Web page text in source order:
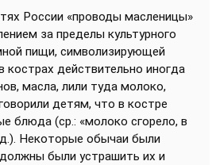
России «проводы масленицы»
за пределы культурного
пищи, символизирующей
кострах действительно иногда
масла, лили туда молоко,
детям, что в костре
блюда (ср.: «молоко сгорело, в
Некоторые обычаи были
были устрашить их и